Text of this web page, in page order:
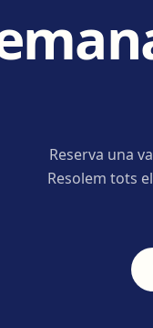
Reserva una
Resolem tots